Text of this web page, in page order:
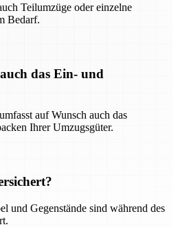
Teilumzüge oder einzelne
Bedarf.
das Ein- und
auf Wunsch auch das
Ihrer Umzugsgüter.
und Gegenstände sind während des